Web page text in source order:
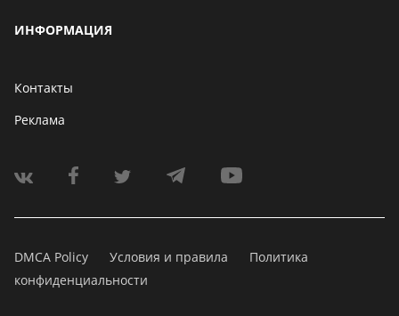
ИНФОРМАЦИЯ
Контакты
Реклама
DMCA Policy Условия и правила
Политика
конфиденциальности